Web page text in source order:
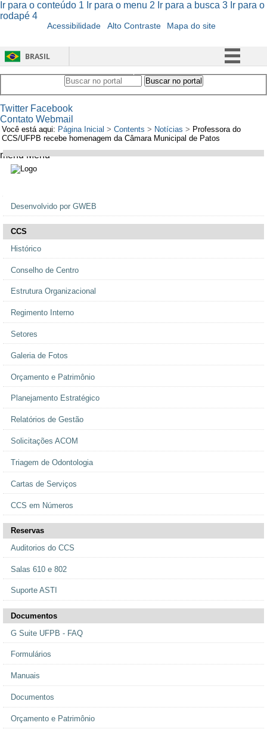
Ir para o conteúdo 1 Ir para o menu 2 Ir para a busca 3 Ir para o
rodapé 4
Acessibilidade Alto Contraste Mapa do site
BRASIL
Simplifique!
Comunica BR
Acesso à informação
Legislação
Buscar no portal
Twitter Facebook
Contato Webmail
Você está aqui: Página Inicial >Contents > Notícias > Professora do
CCS/UFPB recebe homenagem da Câmara Municipal de Patos
menu Menu
Desenvolvido por GWEB
CCS
Histórico
Conselho de Centro
Estrutura Organizacional
Regimento Interno
Setores
Galeria de Fotos
Orçamento e Patrimônio
Planejamento Estratégico
Relatórios de Gestão
Solicitações ACOM
Triagem de Odontologia
Cartas de Serviços
CCS em Números
Reservas
Auditorios do CCS
Salas 610 e 802
Suporte ASTI
Documentos
G Suite UFPB - FAQ
Formulários
Manuais
Documentos
Orçamento e Patrimônio